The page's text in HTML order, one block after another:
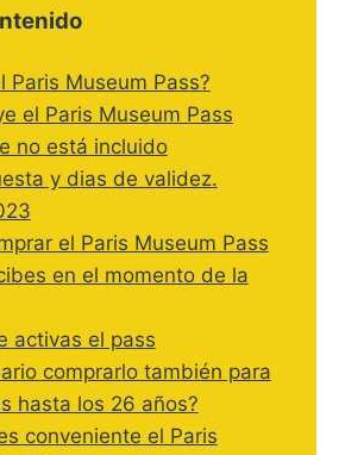
Paris Museum Pass?
el Paris Museum Pass
no está incluido
y dias de validez.
el Paris Museum Pass
en el momento de la
activas el pass
comprarlo también para
hasta los 26 años?
conveniente el Paris